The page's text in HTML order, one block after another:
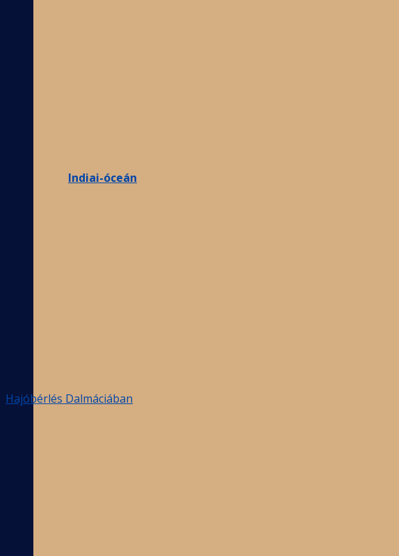
Indiai-óceán
Hajóbérlés Dalmáciában